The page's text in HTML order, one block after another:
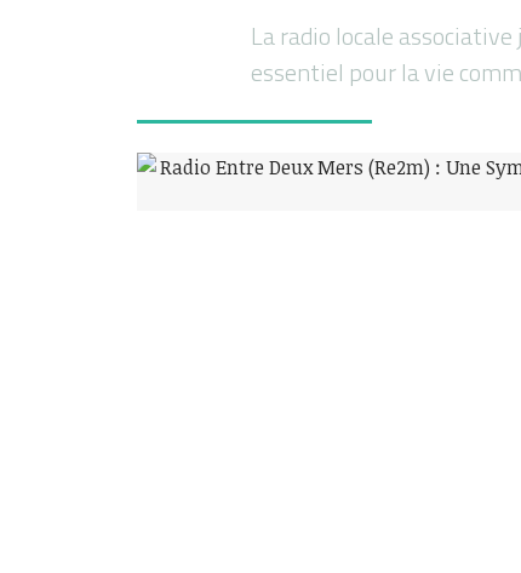
La radio locale
essentiel pour la vie